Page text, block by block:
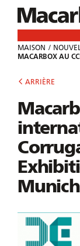
MAISON
MACARBOX AU
ARRIÈRE
Munich